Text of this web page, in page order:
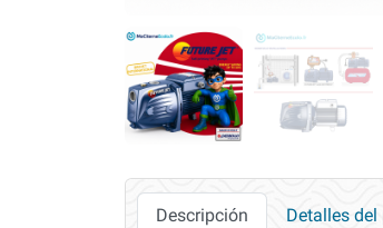
Descripción Detalles